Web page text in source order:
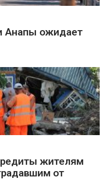
Анапы ожидает
жителям
от